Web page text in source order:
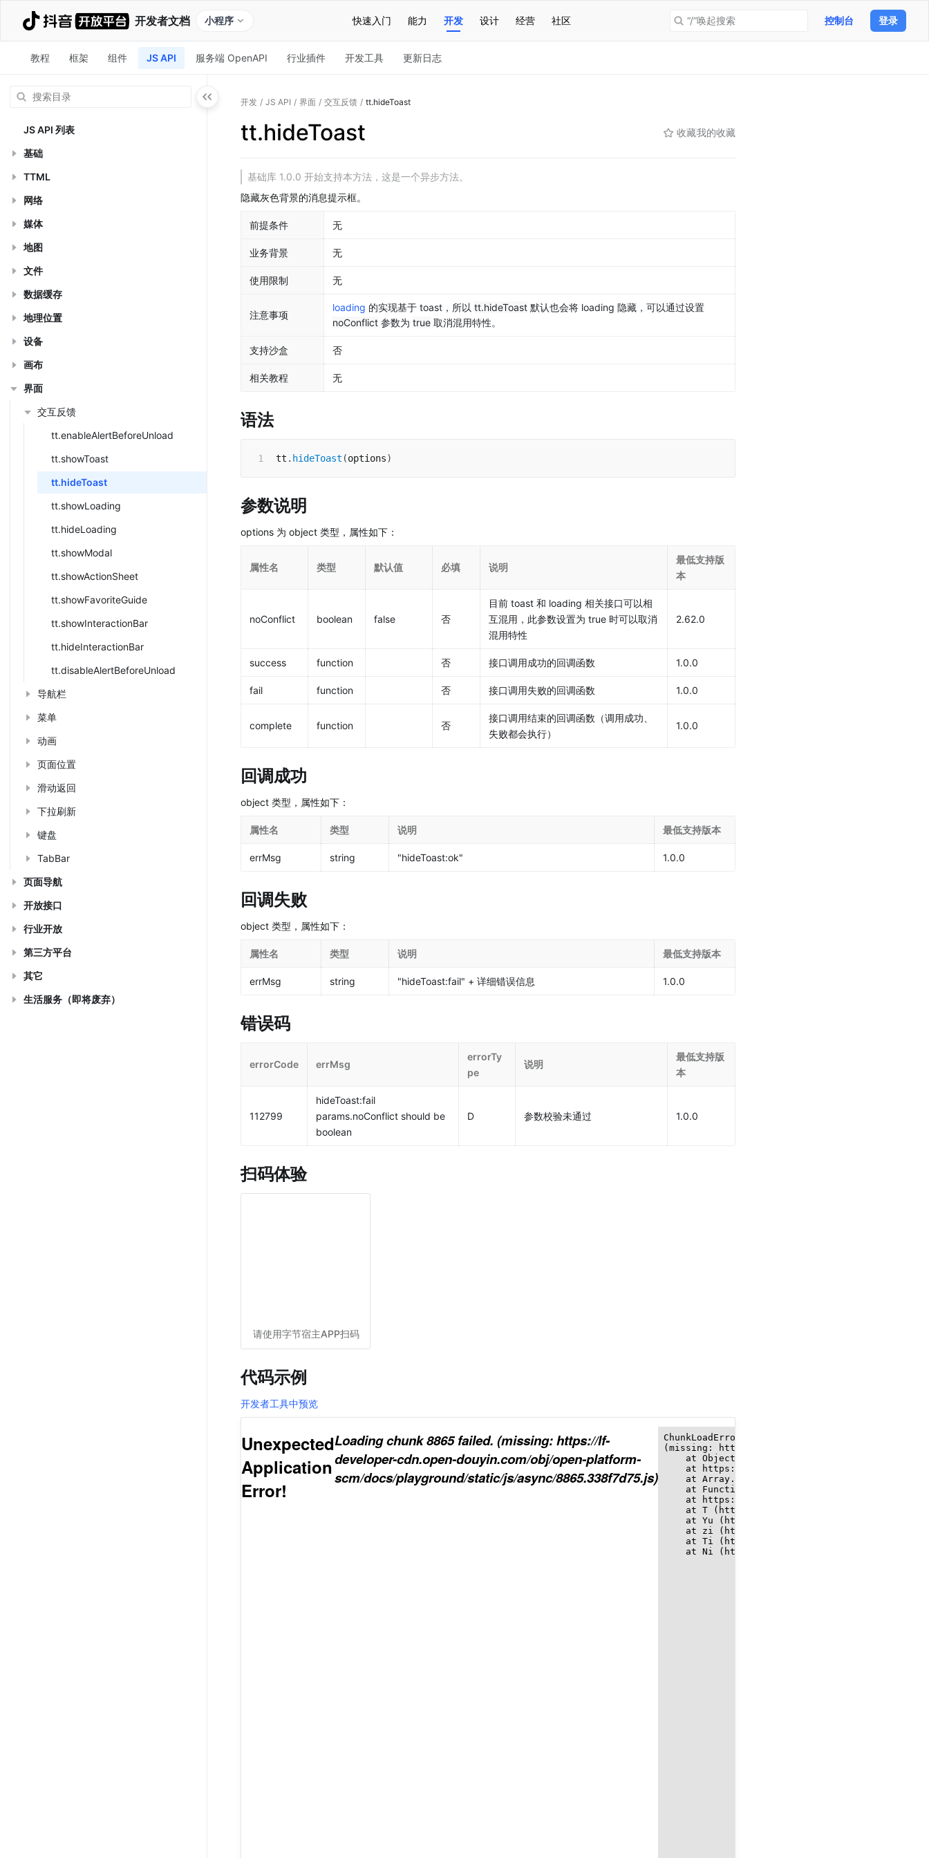
开发者文档 小程序 快速入门 能力 开发 设计 经营 社区 “/”唤起搜索 控制台 登录
教程 框架 组件 JS API 服务端 OpenAPI 行业插件 开发工具 更新日志
JS API 列表
基础
TTML
网络
媒体
地图
文件
数据缓存
地理位置
设备
画布
界面
交互反馈
tt.enableAlertBeforeUnload
tt.showToast
tt.hideToast
tt.showLoading
tt.hideLoading
tt.showModal
tt.showActionSheet
tt.showFavoriteGuide
tt.showInteractionBar
tt.hideInteractionBar
tt.disableAlertBeforeUnload
导航栏
菜单
动画
页面位置
滑动返回
下拉刷新
键盘
TabBar
页面导航
开放接口
行业开放
第三方平台
其它
生活服务（即将废弃）
开发 / JS API / 界面 / 交互反馈 / tt.hideToast
tt.hideToast 收藏我的收藏
基础库 1.0.0 开始支持本方法，这是一个异步方法。
隐藏灰色背景的消息提示框。
前提条件 无
业务背景 无
使用限制 无
注意事项
loading 的实现基于 toast，所以 tt.hideToast
noConflict 参数为 true 取消混用特性。
支持沙盒 否
相关教程 无
语法
tt . hideToast (options)
参数说明
options 为 object 类型，属性如下：
属性名 类型 默认值 必填 说明
最低支持版
本
noConflict boolean false 否
目前 toast 和 loading 相关接口可以相
互混用，此参数设置为 true 时可以取消
混用特性
2.62.0
success function 否 接口调用成功的回调函数 1.0.0
fail function 否 接口调用失败的回调函数 1.0.0
complete function 否
接口调用结束的回调函数（调用成功、
失败都会执行）
1.0.0
回调成功
object 类型，属性如下：
属性名 类型 说明 最低支持版本
errMsg string "hideToast:ok" 1.0.0
回调失败
object 类型，属性如下：
属性名 类型 说明 最低支持版本
errMsg string "hideToast:fail" + 详细错误信息 1.0.0
错误码
errorCode errMsg
errorTy
pe
说明
最低支持版
本
112799
hideToast:fail
params.noConflict should be
boolean
D 参数校验未通过 1.0.0
扫码体验
请使用字节宿主APP扫码
代码示例
开发者工具中预览